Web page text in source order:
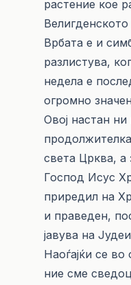
растение кое
Врбата е и
разлистува,
недела е
огромно
Овој настан
света Црква, а
Господ Исус
приредил на
и праведен,
јавува на
Наоѓајќи се
ние сме